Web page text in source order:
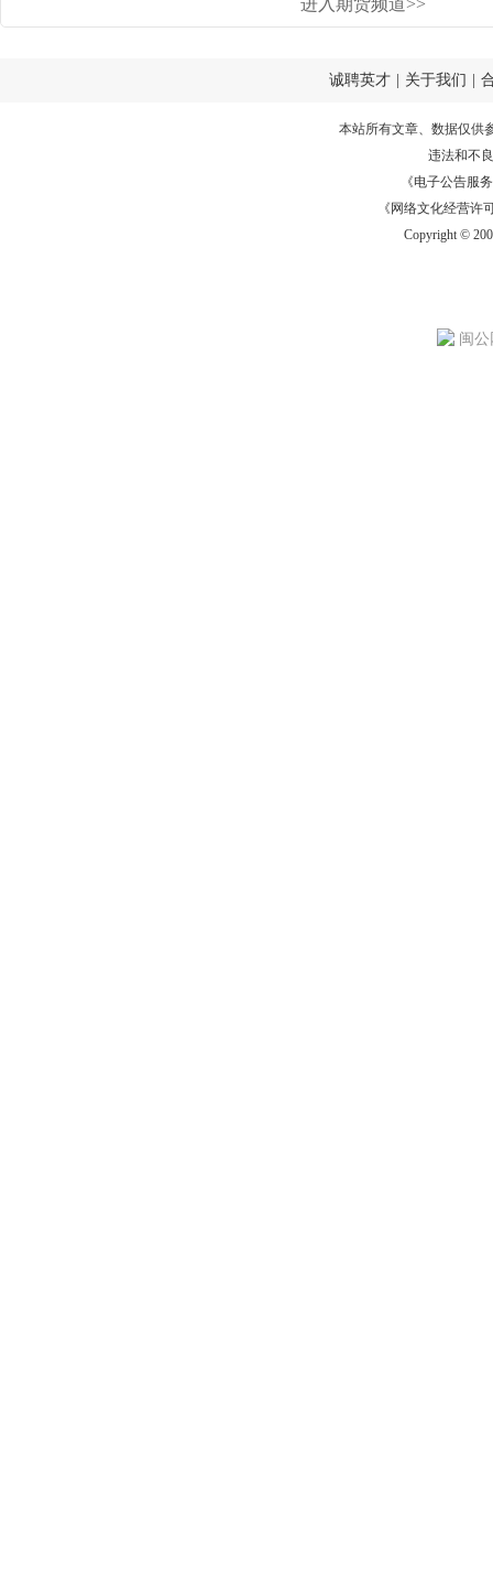
进入期货频道>>
诚聘英才 关于我们
本站所有文章、数据仅供
违法和不
《电子公告服务
《网络文化经营许
Copyright ©
闽公